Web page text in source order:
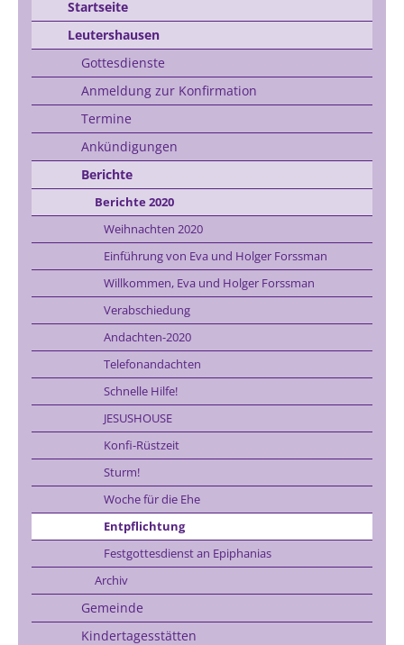
Startseite
Leutershausen
Gottesdienste
Anmeldung zur Konfirmation
Termine
Ankündigungen
Berichte
Berichte 2020
Weihnachten 2020
Einführung von Eva und Holger Forssman
Willkommen, Eva und Holger Forssman
Verabschiedung
Andachten-2020
Telefonandachten
Schnelle Hilfe!
JESUSHOUSE
Konfi-Rüstzeit
Sturm!
Woche für die Ehe
Entpflichtung
Festgottesdienst an Epiphanias
Archiv
Gemeinde
Kindertagesstätten